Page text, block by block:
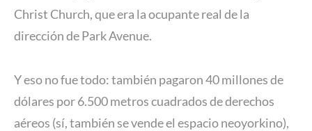
Christ Church, que era la ocupante real de la
dirección de Park Avenue.
Y eso no fue todo: también pagaron 40 millones de
dólares por 6.500 metros cuadrados de derechos
aéreos (sí, también se vende el espacio neoyorkino),